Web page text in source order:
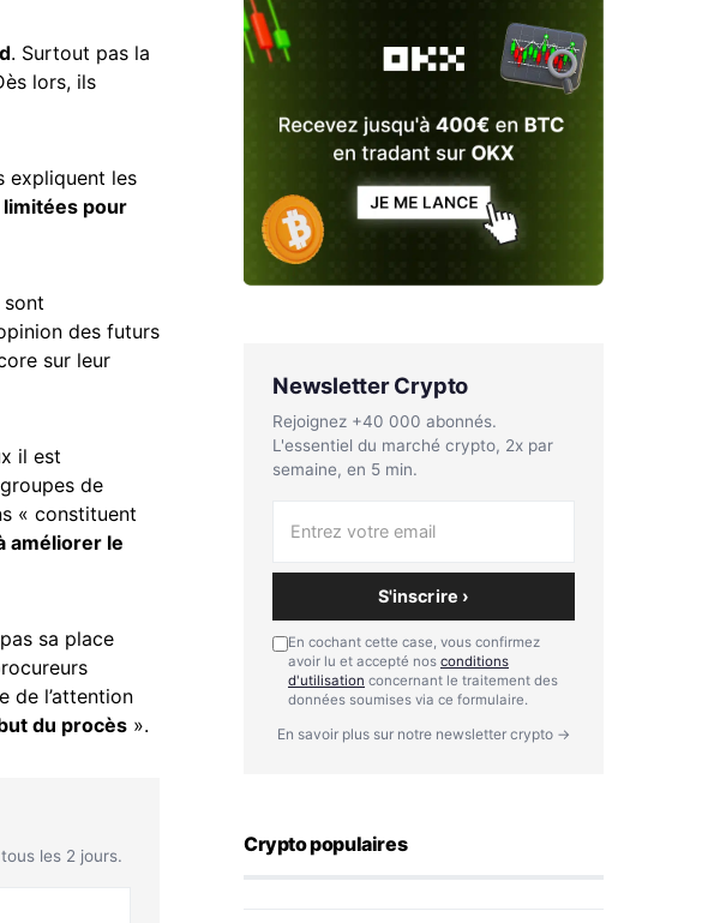
. Surtout pas la
lors, ils
expliquent les
pour
sont
des futurs
sur leur
il est
de
« constituent
améliorer le
sa place
de l’attention
du procès ».
les 2 jours.
Newsletter Crypto
Rejoignez +40 000 abonnés.
L'essentiel du marché crypto, 2x par
semaine, en 5 min.
S'inscrire ›
En cochant cette case, vous confirmez
avoir lu et accepté nos conditions
d'utilisation concernant le traitement des
données soumises via ce formulaire.
En savoir plus sur notre newsletter crypto →
Crypto populaires